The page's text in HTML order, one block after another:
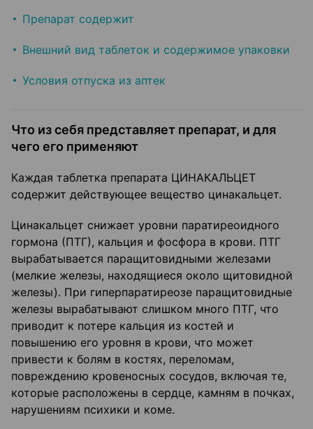
Препарат содержит
Внешний вид таблеток и содержимое упаковки
Условия отпуска из аптек
Что из себя представляет препарат, и для
чего его применяют
Каждая таблетка препарата ЦИНАКАЛЬЦЕТ
содержит действующее вещество цинакальцет.
Цинакальцет снижает уровни паратиреоидного
гормона (ПТГ), кальция и фосфора в крови. ПТГ
вырабатывается паращитовидными железами
(мелкие железы, находящиеся около щитовидной
железы). При гиперпаратиреозе паращитовидные
железы вырабатывают слишком много ПТГ, что
приводит к потере кальция из костей и
повышению его уровня в крови, что может
привести к болям в костях, переломам,
повреждению кровеносных сосудов, включая те,
которые расположены в сердце, камням в почках,
нарушениям психики и коме.